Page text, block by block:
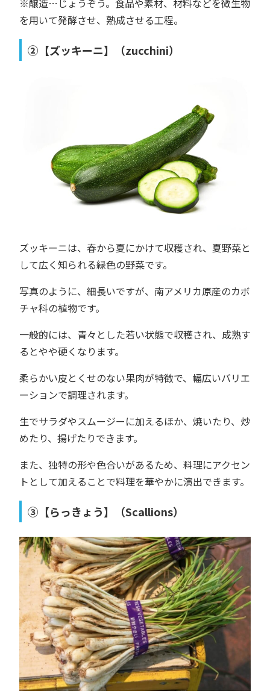
を用いて発酵させ、熟成させる工程。
②【ズッキーニ】（zucchini）
ズッキーニは、春から夏にかけて収穫され、夏野菜と
して広く知られる緑色の野菜です。
写真のように、細長いですが、南アメリカ原産のカボ
チャ科の植物です。
一般的には、青々とした若い状態で収穫され、成熟す
るとやや硬くなります。
柔らかい皮とくせのない果肉が特徴で、幅広いバリエ
ーションで調理されます。
生でサラダやスムージーに加えるほか、焼いたり、炒
めたり、揚げたりできます。
また、独特の形や色合いがあるため、料理にアクセン
トとして加えることで料理を華やかに演出できます。
③【らっきょう】（Scallions）